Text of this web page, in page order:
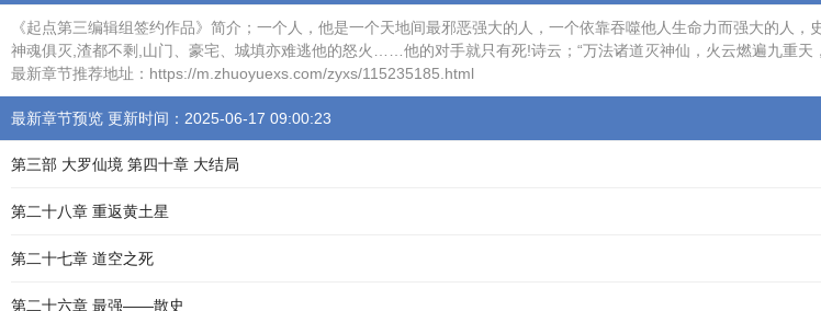
《起点第三编辑组签约作品》简介；一个人，他是一个天地间最邪恶强大的人，一个依靠吞噬他人生命力而强大的人
神魂俱灭,渣都不剩,山门、豪宅、城填亦难逃他的怒火……他的对手就只有死!诗云；“万法诸道灭神仙，火云燃遍九重
最新章节推荐地址：https://m.zhuoyuexs.com/zyxs/115235185.html
最新章节预览 更新时间：2025-06-17 09:00:23
第三部 大罗仙境 第四十章 大结局
第二十八章 重返黄土星
第二十七章 道空之死
第二十六章 最强――散史